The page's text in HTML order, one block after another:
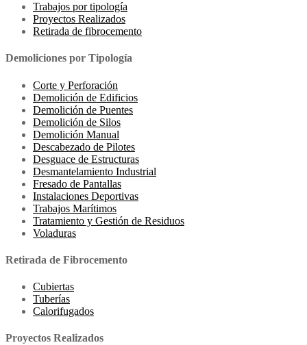
Trabajos por tipología
Proyectos Realizados
Retirada de fibrocemento
Demoliciones por Tipología
Corte y Perforación
Demolición de Edificios
Demolición de Puentes
Demolición de Silos
Demolición Manual
Descabezado de Pilotes
Desguace de Estructuras
Desmantelamiento Industrial
Fresado de Pantallas
Instalaciones Deportivas
Trabajos Marítimos
Tratamiento y Gestión de Residuos
Voladuras
Retirada de Fibrocemento
Cubiertas
Tuberías
Calorifugados
Proyectos Realizados